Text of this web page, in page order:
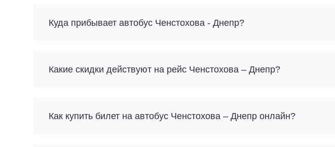
Куда прибывает автобус Ченстохова - Днепр?
Какие скидки действуют на рейс Ченстохова – Днепр?
Как купить билет на автобус Ченстохова – Днепр онлайн?